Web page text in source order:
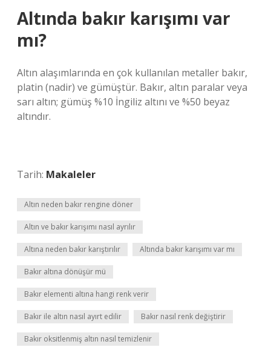
Altında bakır karışımı var
mı?
Altın alaşımlarında en çok kullanılan metaller bakır,
platin (nadir) ve gümüştür. Bakır, altın paralar veya
sarı altın; gümüş %10 İngiliz altını ve %50 beyaz
altındır.
Tarih: Makaleler
Altın neden bakır rengine döner
Altın ve bakır karışımı nasıl ayrılır
Altına neden bakır karıştırılır Altında bakır karışımı var mı
Bakır altına dönüşür mü
Bakır elementi altına hangi renk verir
Bakır ile altın nasıl ayırt edilir Bakır nasıl renk değiştirir
Bakır oksitlenmiş altın nasıl temizlenir